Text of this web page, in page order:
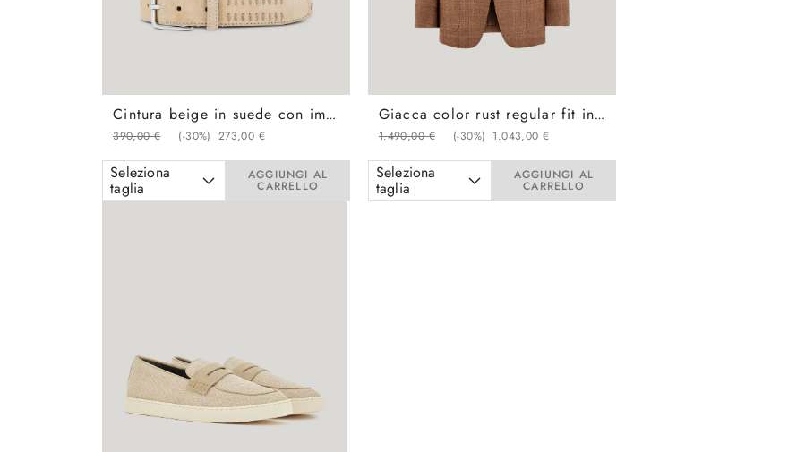
Giacca color rust regular fit in lana, seta e lino con disegno overcheck
1.490,00 € (-30%) 1.043,00 €
Seleziona
taglia
AGGIUNGI AL
CARRELLO
Cintura beige in suede con impunture decorative verticali
390,00 € (-30%) 273,00 €
Seleziona
taglia
AGGIUNGI AL
CARRELLO